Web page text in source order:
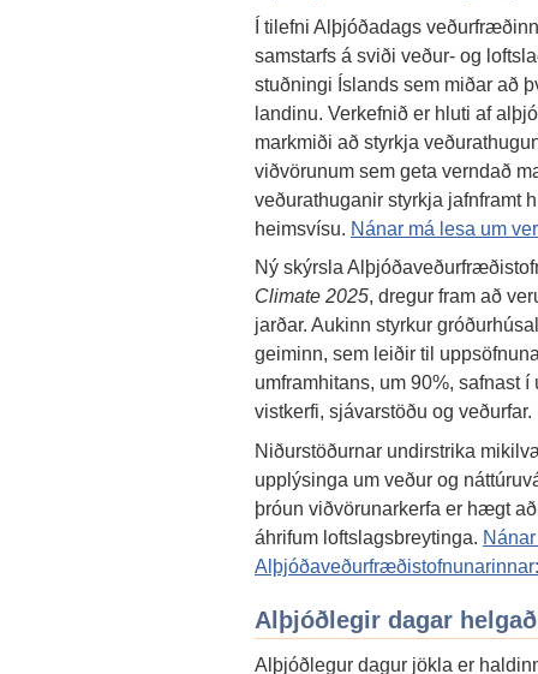
Í tilefni Alþjóðadags
samstarfs á sviði veður- og
stuðningi Íslands sem miðar að
landinu. Verkefnið er hluti af
markmiði að styrkja
viðvörunum sem geta verndað
veðurathuganir styrkja jafnframt
heimsvísu. Nánar má lesa um
Ný skýrsla
Climate 2025, dregur fram að
jarðar. Aukinn styrkur
geiminn, sem leiðir til
umframhitans, um 90%, safnast
vistkerfi, sjávarstöðu og veðurfar.
Niðurstöðurnar undirstrika
upplýsinga um veður og
þróun viðvörunarkerfa er hægt
áhrifum loftslagsbreytinga.
Alþjóðaveðurfræðistofnunarinnar:
Alþjóðlegir dagar
Alþjóðlegur dagur jökla er